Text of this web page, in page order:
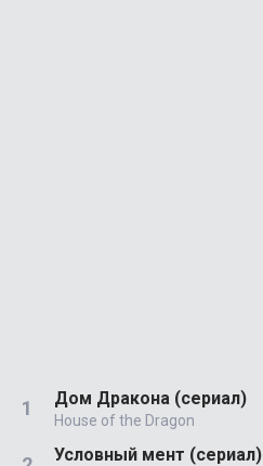
Дом Дракона (сериал)
House of the Dragon
Условный мент (сериал)